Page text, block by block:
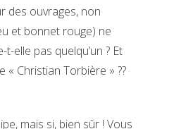
des ouvrages, non
et bonnet rouge) ne
elle pas quelqu’un ? Et
« Christian Torbière » ??
mais si, bien sûr ! Vous